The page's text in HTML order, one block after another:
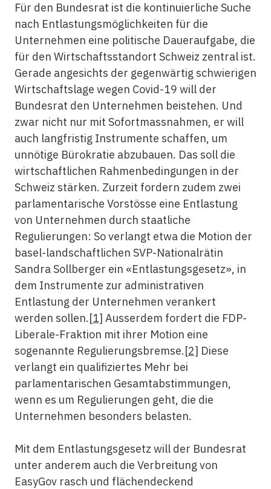
Für den Bundesrat ist die kontinuierliche Suche
nach Entlastungsmöglichkeiten für die
Unternehmen eine politische Daueraufgabe, die
für den Wirtschaftsstandort Schweiz zentral ist.
Gerade angesichts der gegenwärtig schwierigen
Wirtschaftslage wegen Covid-19 will der
Bundesrat den Unternehmen beistehen. Und
zwar nicht nur mit Sofortmassnahmen, er will
auch langfristig Instrumente schaffen, um
unnötige Bürokratie abzubauen. Das soll die
wirtschaftlichen Rahmenbedingungen in der
Schweiz stärken. Zurzeit fordern zudem zwei
parlamentarische Vorstösse eine Entlastung
von Unternehmen durch staatliche
Regulierungen: So verlangt etwa die Motion der
basel-landschaftlichen SVP-Nationalrätin
Sandra Sollberger ein «Entlastungsgesetz», in
dem Instrumente zur administrativen
Entlastung der Unternehmen verankert
werden sollen.[1] Ausserdem fordert die FDP-
Liberale-Fraktion mit ihrer Motion eine
sogenannte Regulierungsbremse.[2] Diese
verlangt ein qualifiziertes Mehr bei
parlamentarischen Gesamtabstimmungen,
wenn es um Regulierungen geht, die die
Unternehmen besonders belasten.
Mit dem Entlastungsgesetz will der Bundesrat
unter anderem auch die Verbreitung von
EasyGov rasch und flächendeckend